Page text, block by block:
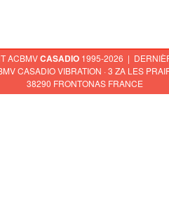
ACBMVCASADIO1995-2026 |
CASADIO VIBRATION · 3 ZA LES
38290 FRONTONAS FRANCE